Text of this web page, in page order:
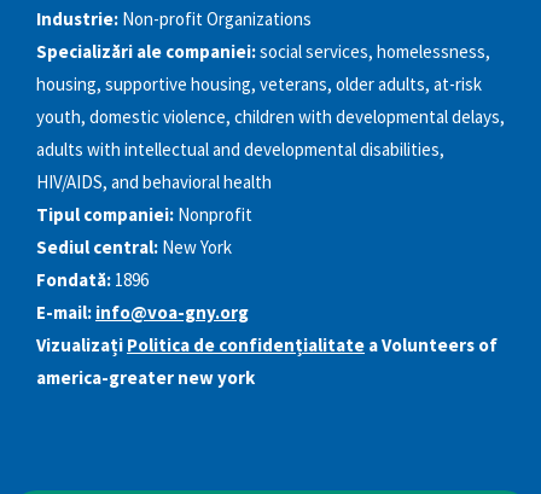
Industrie: Non-profit Organizations
Specializări ale companiei:social services, homelessness,
housing, supportive housing, veterans, older adults, at-risk
youth, domestic violence, children with developmental delays,
adults with intellectual and developmental disabilities,
HIV/AIDS, and behavioral health
Tipul companiei: Nonprofit
Sediul central: New York
Fondată: 1896
E-mail: info@voa-gny.org
Vizualizați Politica de confidențialitate a Volunteers of
america-greater new york